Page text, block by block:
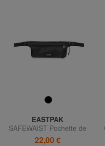
EASTPAK
SAFEWAIST Pochette de
voyage sécurisée
22,00 €